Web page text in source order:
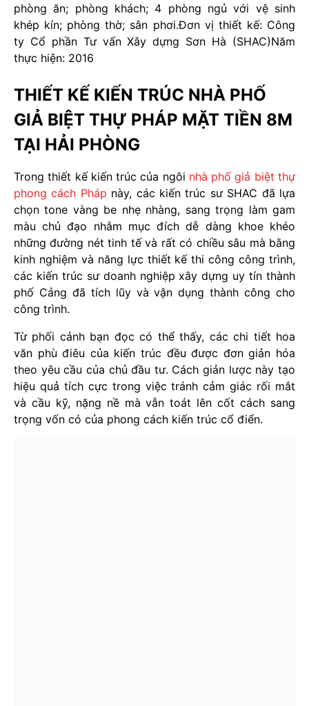
phòng ăn; phòng khách; 4 phòng ngủ với vệ sinh
khép kín; phòng thờ; sân phơi.Đơn vị thiết kế: Công
ty Cổ phần Tư vấn Xây dựng Sơn Hà (SHAC)Năm
thực hiện: 2016
THIẾT KẾ KIẾN TRÚC NHÀ PHỐ
GIẢ BIỆT THỰ PHÁP MẶT TIỀN 8M
TẠI HẢI PHÒNG
Trong thiết kế kiến trúc của ngôi nhà phố giả biệt thự
phong cách Pháp này, các kiến trúc sư SHAC đã lựa
chọn tone vàng be nhẹ nhàng, sang trọng làm gam
màu chủ đạo nhằm mục đích dễ dàng khoe khéo
những đường nét tinh tế và rất có chiều sâu mà bằng
kinh nghiệm và năng lực thiết kế thi công công trình,
các kiến trúc sư doanh nghiệp xây dựng uy tín thành
phố Cảng đã tích lũy và vận dụng thành công cho
công trình.
Từ phối cảnh bạn đọc có thể thấy, các chi tiết hoa
văn phù điêu của kiến trúc đều được đơn giản hóa
theo yêu cầu của chủ đầu tư. Cách giản lược này tạo
hiệu quả tích cực trong việc tránh cảm giác rối mắt
và cầu kỹ, nặng nề mà vẫn toát lên cốt cách sang
trọng vốn có của phong cách kiến trúc cổ điển.